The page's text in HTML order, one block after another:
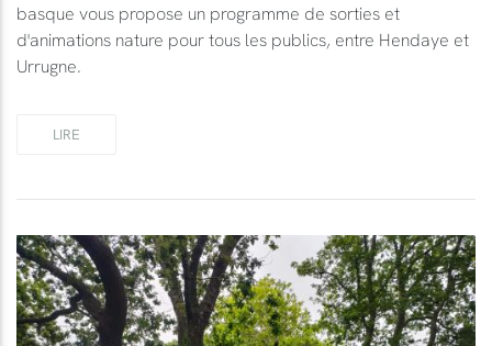
basque vous propose un programme de sorties et
d'animations nature pour tous les publics, entre Hendaye et
Urrugne.
LIRE